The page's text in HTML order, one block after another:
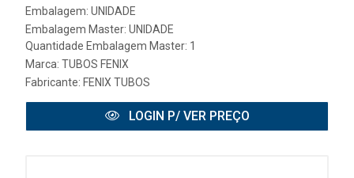
Embalagem: UNIDADE
Embalagem Master: UNIDADE
Quantidade Embalagem Master: 1
Marca: TUBOS FENIX
Fabricante: FENIX TUBOS
LOGIN P/ VER PREÇO